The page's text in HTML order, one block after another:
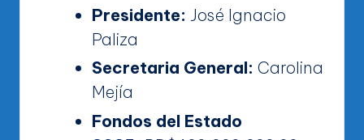
Presidente: José Ignacio
Paliza
Secretaria General: Carolina
Mejía
Fondos del Estado